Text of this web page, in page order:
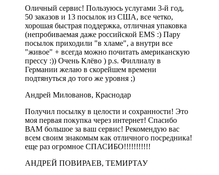
Оличный сервис! Пользуюсь услугами 3-й год,
50 заказов и 13 посылок из США, все четко,
хорошая быстрая поддержка, отличная упаковка
(непробиваемая даже российской EMS :) Пару
посылок приходили "в хламе", а внутри все
"живое" + всегда можно почитать американскую
прессу :)) Очень Клёво ) p.s. Филлиалу в
Германии желаю в скорейшем времени
подтянуться до того же уровня ;)
Андрей Милованов, Краснодар
Получил посылку в целости и сохранности! Это
моя первая покупка через интернет! Спасибо
ВАМ большое за ваш сервис! Рекомендую вас
всем своим знакомым как отличного посредника!
еще раз огромное СПАСИБО!!!!!!!!!!!
АНДРЕЙ ПОВИРАЕВ, ТЕМИРТАУ